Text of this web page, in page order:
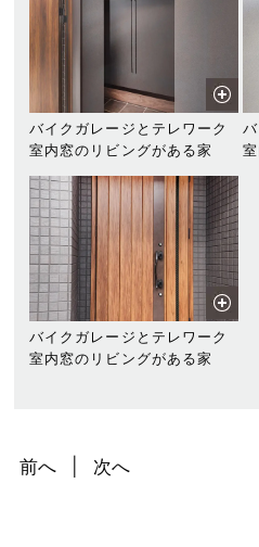
バイクガレージとテレワーク
室内窓のリビングがある家
バイクガレージとテレワーク
室内窓のリビングがある家
前へ 次へ